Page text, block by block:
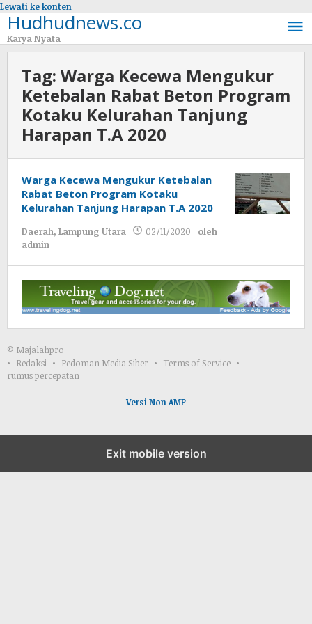
Lewati ke konten
Hudhudnews.co
Karya Nyata
Tag: Warga Kecewa Mengukur
Ketebalan Rabat Beton Program
Kotaku Kelurahan Tanjung
Harapan T.A 2020
Warga Kecewa Mengukur Ketebalan
Rabat Beton Program Kotaku
Kelurahan Tanjung Harapan T.A 2020
Daerah, Lampung Utara 02/11/2020
oleh
admin
© Majalahpro
Redaksi
Pedoman Media Siber
Terms of Service
rumus percepatan
Versi Non AMP
Exit mobile version